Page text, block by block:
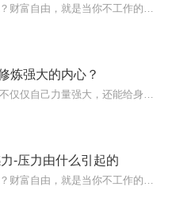
炼强大的内心？
-压力由什么引起的